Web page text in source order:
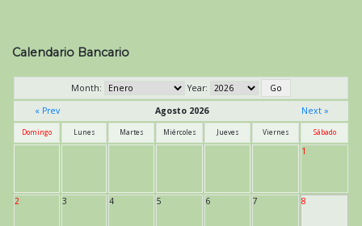
Calendario Bancario
Month:
Year:
« Prev
Agosto 2026 Next »
Domingo Lunes Martes Miércoles Jueves Viernes Sábado
1
2 3 4 5 6 7 8